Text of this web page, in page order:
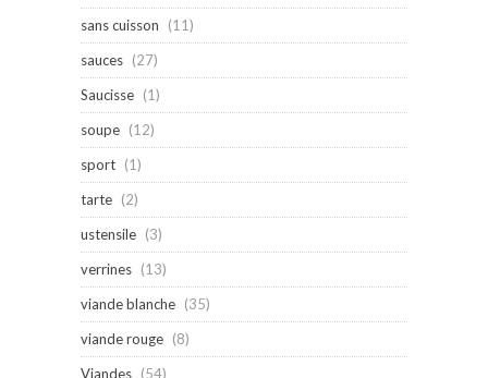
sans cuisson
(11)
sauces (27)
Saucisse (1)
soupe (12)
sport (1)
tarte (2)
ustensile (3)
verrines (13)
viande blanche (35)
viande rouge (8)
Viandes (54)